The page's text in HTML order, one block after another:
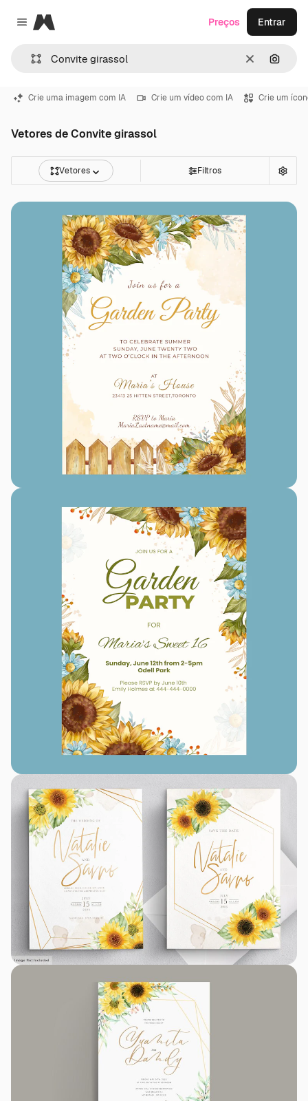
Close menu
Magnific
Limpar
Preços Entrar
Crie uma imagem com IA Crie um vídeo com IA Crie um
Vetores de Convite girassol
Vetores Filtros